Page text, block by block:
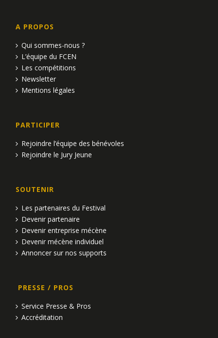
A PROPOS
Qui sommes-nous ?
L’équipe du FCEN
Les compétitions
Newsletter
Mentions légales
PARTICIPER
Rejoindre l’équipe des bénévoles
Rejoindre le Jury Jeune
SOUTENIR
Les partenaires du Festival
Devenir partenaire
Devenir entreprise mécène
Devenir mécène individuel
Annoncer sur nos supports
PRESSE / PROS
Service Presse & Pros
Accréditation